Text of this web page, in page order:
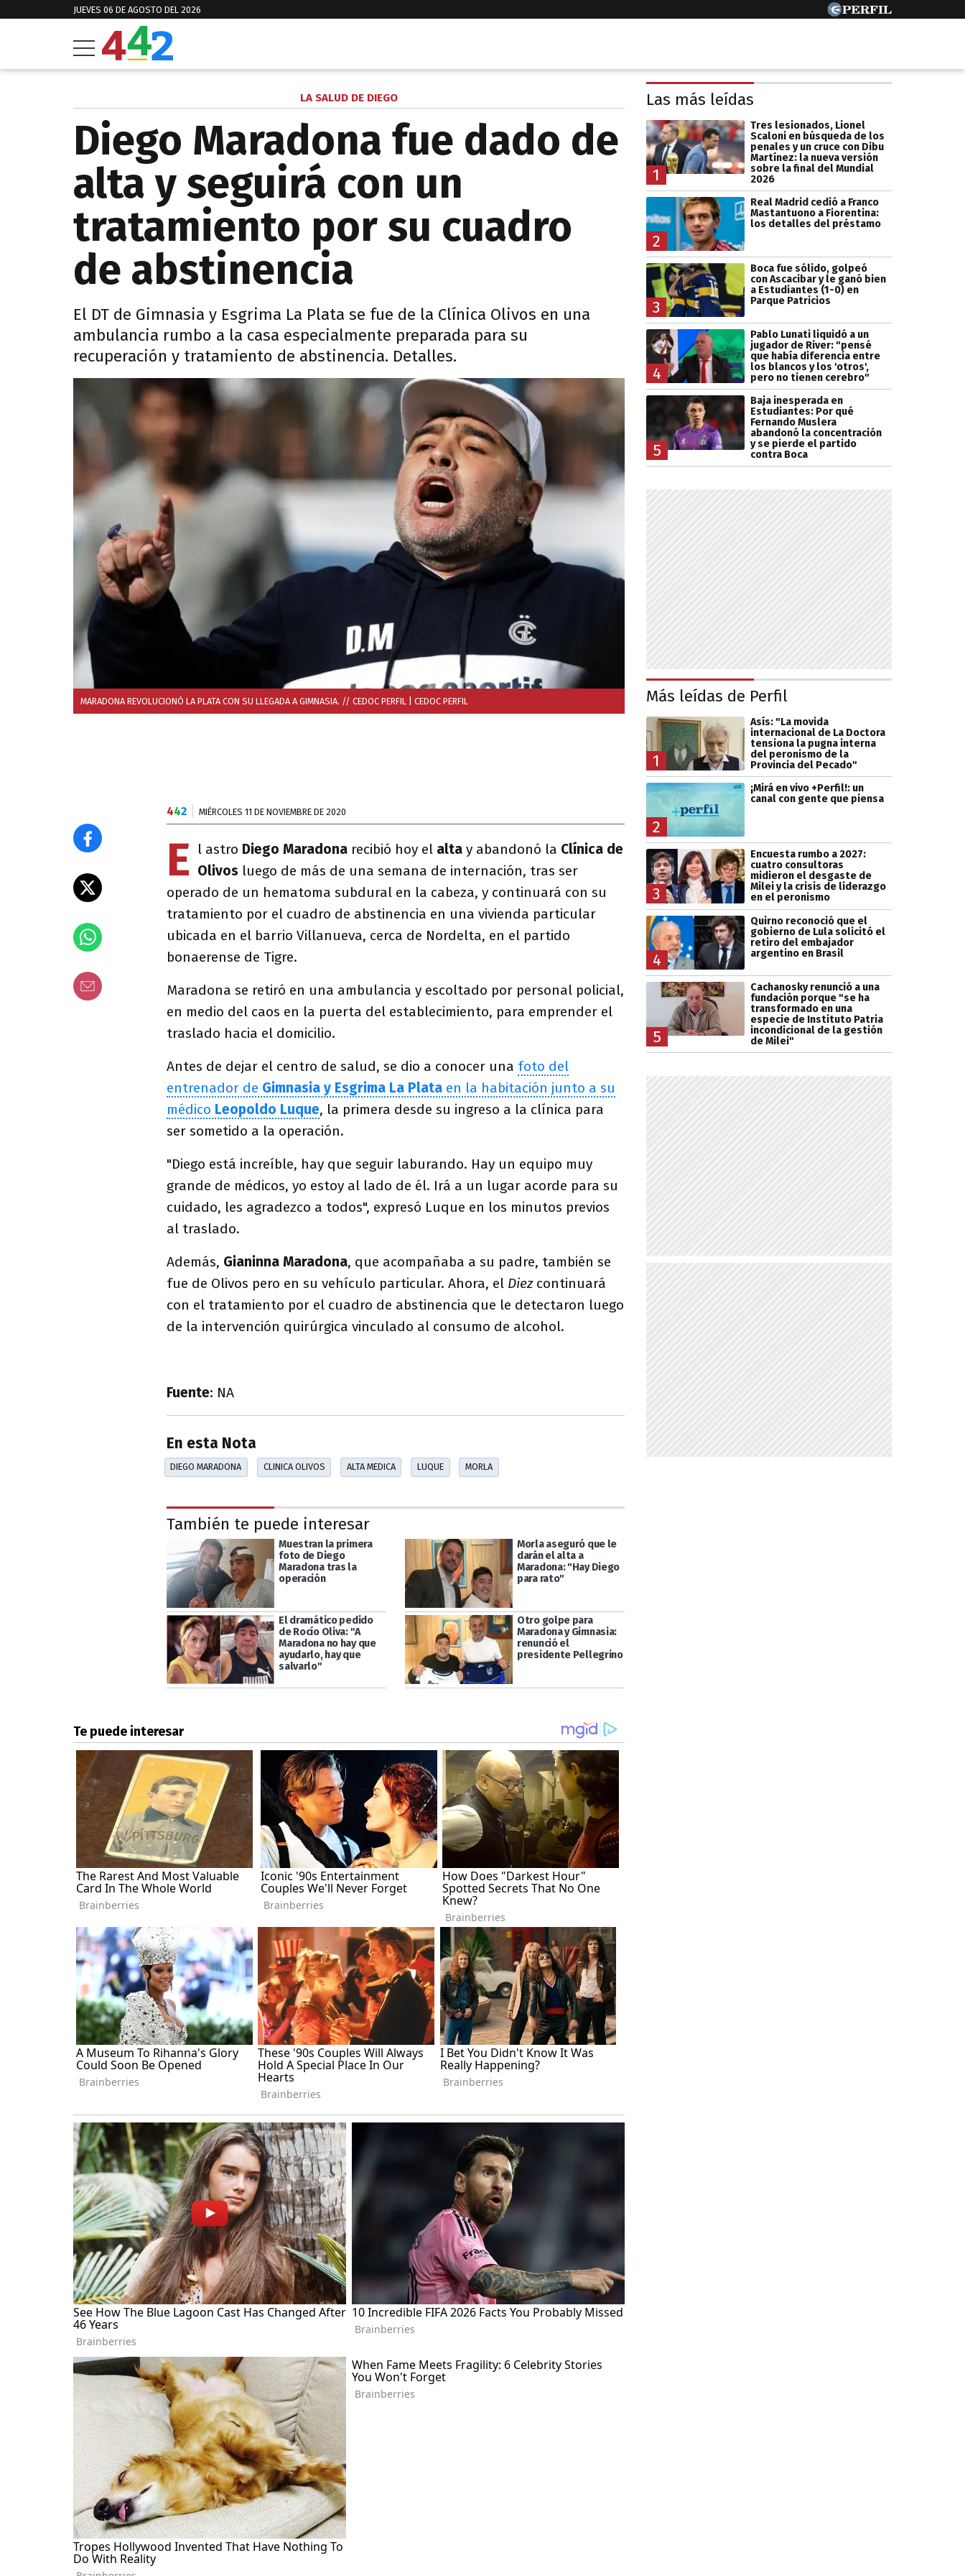
JUEVES 06 DE AGOSTO DEL 2026
LA SALUD DE DIEGO
Diego Maradona fue dado de
alta y seguirá con un
tratamiento por su cuadro
de abstinencia
El DT de Gimnasia y Esgrima La Plata se fue de la Clínica Olivos en una
ambulancia rumbo a la casa especialmente preparada para su
recuperación y tratamiento de abstinencia. Detalles.
MARADONA REVOLUCIONÓ LA PLATA CON SU LLEGADA A GIMNASIA. // CEDOC PERFIL | CEDOC PERFIL
442 MIÉRCOLES 11 DE NOVIEMBRE DE 2020
E l astro Diego Maradona recibió hoy el alta y abandonó la Clínica de
Olivos luego de más de una semana de internación, tras ser
operado de un hematoma subdural en la cabeza, y continuará con su
tratamiento por el cuadro de abstinencia en una vivienda particular
ubicada en el barrio Villanueva, cerca de Nordelta, en el partido
bonaerense de Tigre.
Maradona se retiró en una ambulancia y escoltado por personal policial,
en medio del caos en la puerta del establecimiento, para emprender el
traslado hacia el domicilio.
Antes de dejar el centro de salud, se dio a conocer una foto del
entrenador de Gimnasia y Esgrima La Plata en la habitación junto a su
médico Leopoldo Luque, la primera desde su ingreso a la clínica para
ser sometido a la operación.
"Diego está increíble, hay que seguir laburando. Hay un equipo muy
grande de médicos, yo estoy al lado de él. Irá a un lugar acorde para su
cuidado, les agradezco a todos", expresó Luque en los minutos previos
al traslado.
Además, Gianinna Maradona, que acompañaba a su padre, también se
fue de Olivos pero en su vehículo particular. Ahora, el Diezcontinuará
con el tratamiento por el cuadro de abstinencia que le detectaron luego
de la intervención quirúrgica vinculado al consumo de alcohol.
Fuente: NA
En esta Nota
DIEGO MARADONA CLINICA OLIVOS ALTA MEDICA LUQUE MORLA
También te puede interesar
Muestran la primera
foto de Diego
Maradona tras la
operación
Morla aseguró que le
darán el alta a
Maradona: "Hay Diego
para rato"
El dramático pedido
de Rocío Oliva: "A
Maradona no hay que
ayudarlo, hay que
salvarlo"
Otro golpe para
Maradona y Gimnasia:
renunció el
presidente Pellegrino
Las más leídas
1
Tres lesionados, Lionel
Scaloni en búsqueda de los
penales y un cruce con Dibu
Martínez: la nueva versión
sobre la final del Mundial
2026
2
Real Madrid cedió a Franco
Mastantuono a Fiorentina:
los detalles del préstamo
3
Boca fue sólido, golpeó
con Ascacibar y le ganó bien
a Estudiantes (1-0) en
Parque Patricios
4
Pablo Lunati liquidó a un
jugador de River: "pensé
que había diferencia entre
los blancos y los 'otros',
pero no tienen cerebro"
5
Baja inesperada en
Estudiantes: Por qué
Fernando Muslera
abandonó la concentración
y se pierde el partido
contra Boca
Más leídas de Perfil
1
Asís: "La movida
internacional de La Doctora
tensiona la pugna interna
del peronismo de la
Provincia del Pecado"
2
¡Mirá en vivo +Perfil!: un
canal con gente que piensa
3
Encuesta rumbo a 2027:
cuatro consultoras
midieron el desgaste de
Milei y la crisis de liderazgo
en el peronismo
4
Quirno reconoció que el
gobierno de Lula solicitó el
retiro del embajador
argentino en Brasil
5
Cachanosky renunció a una
fundación porque "se ha
transformado en una
especie de Instituto Patria
incondicional de la gestión
de Milei"